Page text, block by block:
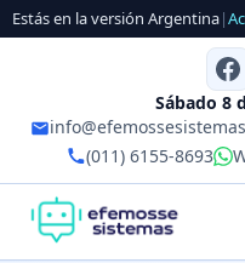
Estás en la versión Argentina|
Sábado 8
(011) 6155-8693